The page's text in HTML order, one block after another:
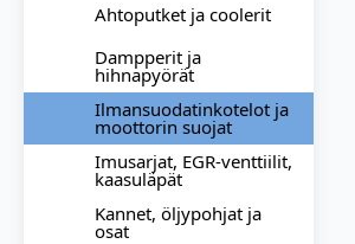
Ahtoputket ja coolerit
Dampperit ja
hihnapyörät
Ilmansuodatinkotelot ja
moottorin suojat
Imusarjat, EGR-venttiilit,
kaasuläpät
Kannet, öljypohjat ja
osat